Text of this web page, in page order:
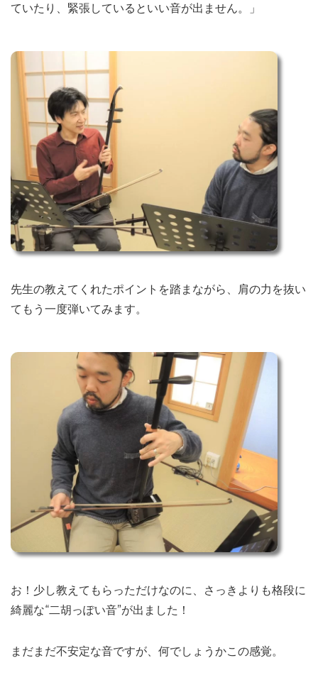
ていたり、緊張しているといい音が出ません。」
先生の教えてくれたポイントを踏まながら、肩の力を抜い
てもう一度弾いてみます。
お！少し教えてもらっただけなのに、さっきよりも格段に
綺麗な“二胡っぽい音”が出ました！
まだまだ不安定な音ですが、何でしょうかこの感覚。